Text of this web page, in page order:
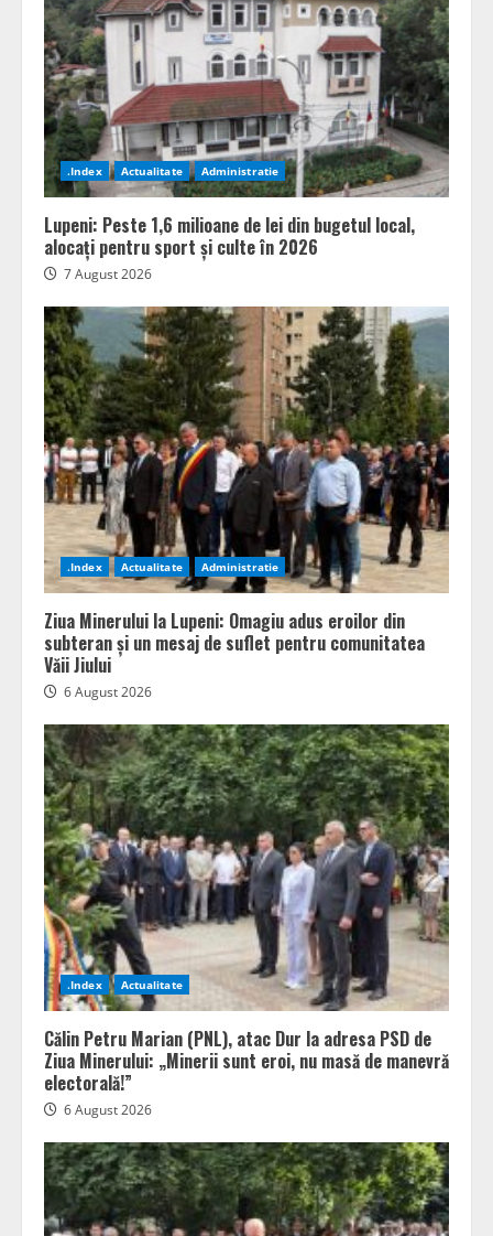
.Index Actualitate Administratie
Lupeni: Peste 1,6 milioane de lei din bugetul local,
alocați pentru sport și culte în 2026
7 August 2026
.Index Actualitate Administratie
Ziua Minerului la Lupeni: Omagiu adus eroilor din
subteran și un mesaj de suflet pentru comunitatea
Văii Jiului
6 August 2026
.Index Actualitate
Călin Petru Marian (PNL), atac Dur la adresa PSD de
Ziua Minerului: „Minerii sunt eroi, nu masă de manevră
electorală!”
6 August 2026